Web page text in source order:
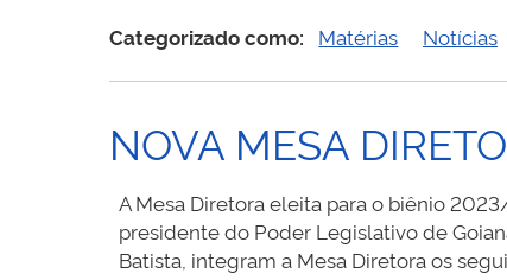
Categorizado como: Matérias Notícias
NOVA MESA
A Mesa Diretora eleita para o biênio
presidente do Poder Legislativo de
Batista, integram a Mesa Diretora os